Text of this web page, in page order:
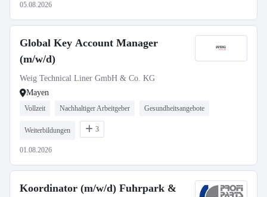
05.08.2026
Global Key Account Manager
(m/w/d)
Weig Technical Liner GmbH & Co. KG
Mayen
Vollzeit Nachhaltiger Arbeitgeber Gesundheitsangebote
Weiterbildungen 3
01.08.2026
Koordinator (m/w/d) Fuhrpark &